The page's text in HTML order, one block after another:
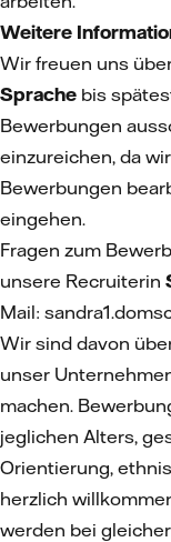
Weitere
Wir freuen uns
Sprache bis
Bewerbungen
einzureichen, da
Bewerbungen
eingehen.
Fragen zum
unsere Recruiterin
Mail:
Wir sind davon
unser
machen.
jeglichen Alters,
Orientierung,
herzlich
werden bei